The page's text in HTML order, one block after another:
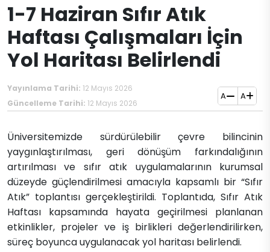
1-7 Haziran Sıfır Atık
Haftası Çalışmaları İçin
Yol Haritası Belirlendi
Yayınlama Tarihi: 12 Mayıs 2026
Güncelleme Tarihi: 12 Mayıs 2026
A A
Üniversitemizde sürdürülebilir çevre bilincinin
yaygınlaştırılması, geri dönüşüm farkındalığının
artırılması ve sıfır atık uygulamalarının kurumsal
düzeyde güçlendirilmesi amacıyla kapsamlı bir “Sıfır
Atık” toplantısı gerçekleştirildi. Toplantıda, Sıfır Atık
Haftası kapsamında hayata geçirilmesi planlanan
etkinlikler, projeler ve iş birlikleri değerlendirilirken,
süreç boyunca uygulanacak yol haritası belirlendi.